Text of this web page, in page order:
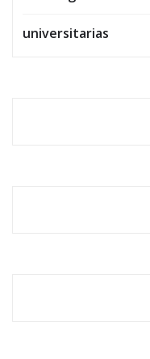
universitarias